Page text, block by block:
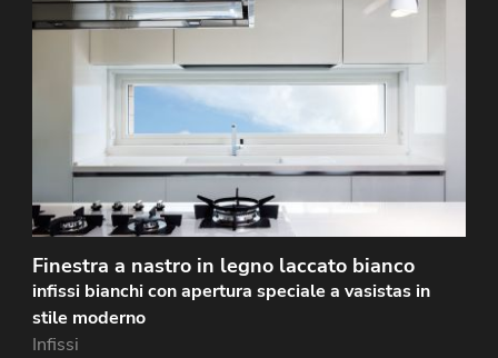
Finestra a nastro in legno laccato bianco
infissi bianchi con apertura speciale a vasistas in
stile moderno
Infissi
Infissi realizzati su misura per dare luce in particolari
ambienti di lavoro, ove non sia possibile creare
aperture con altezze standard. Le finestre…